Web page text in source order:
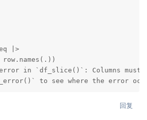
|>
in `df_slice()`: Columns must
to see where the error
回复